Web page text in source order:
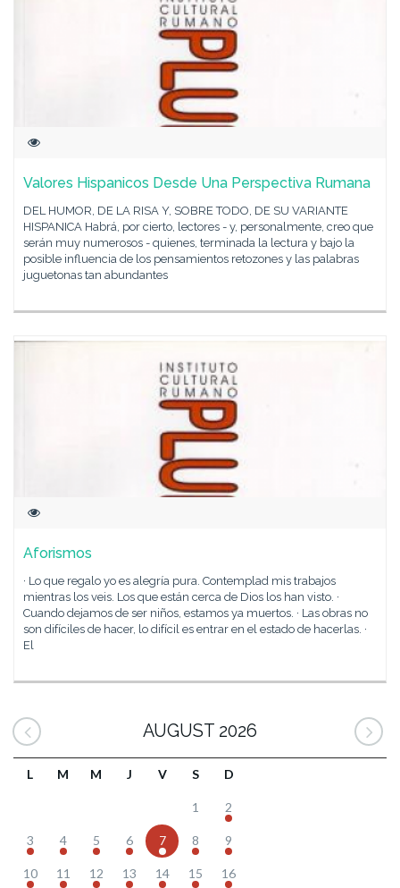
Valores Hispanicos Desde Una Perspectiva Rumana
DEL HUMOR, DE LA RISA Y, SOBRE TODO, DE SU VARIANTE
HISPANICA Habrá, por cierto, lectores - y, personalmente, creo que
serán muy numerosos - quienes, terminada la lectura y bajo la
posible influencia de los pensamientos retozones y las palabras
juguetonas tan abundantes
Aforismos
· Lo que regalo yo es alegría pura. Contemplad mis trabajos
mientras los veis. Los que están cerca de Dios los han visto. ·
Cuando dejamos de ser niños, estamos ya muertos. · Las obras no
son difíciles de hacer, lo difícil es entrar en el estado de hacerlas. ·
El
AUGUST 2026
L M M J V S D
1 2
3 4 5 6 7 8 9
10 11 12 13 14 15 16